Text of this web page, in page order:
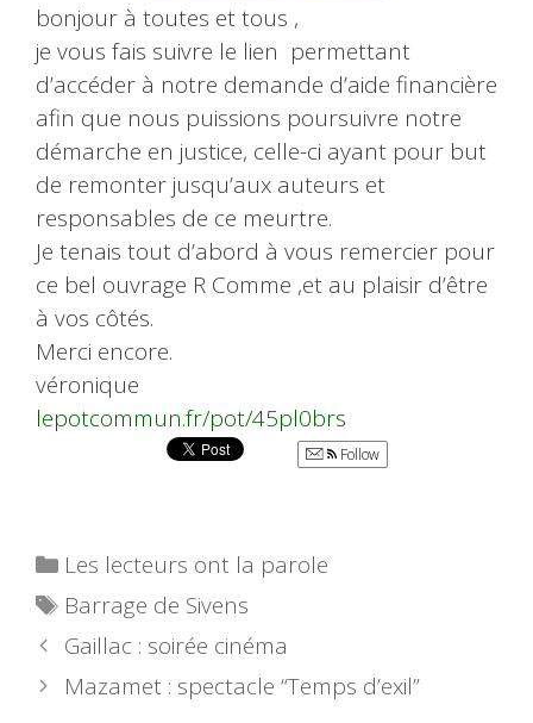
bonjour à toutes et tous ,
je vous fais suivre le lien permettant
d’accéder à notre demande d’aide financière
afin que nous puissions poursuivre notre
démarche en justice, celle-ci ayant pour but
de remonter jusqu’aux auteurs et
responsables de ce meurtre.
Je tenais tout d’abord à vous remercier pour
ce bel ouvrage R Comme ,et au plaisir d’être
à vos côtés.
Merci encore.
véronique
lepotcommun.fr/pot/45pl0brs
Follow
Catégories
Les lecteurs ont la parole
Étiquettes
Barrage de Sivens
Gaillac : soirée cinéma
Mazamet : spectacle “Temps d’exil”